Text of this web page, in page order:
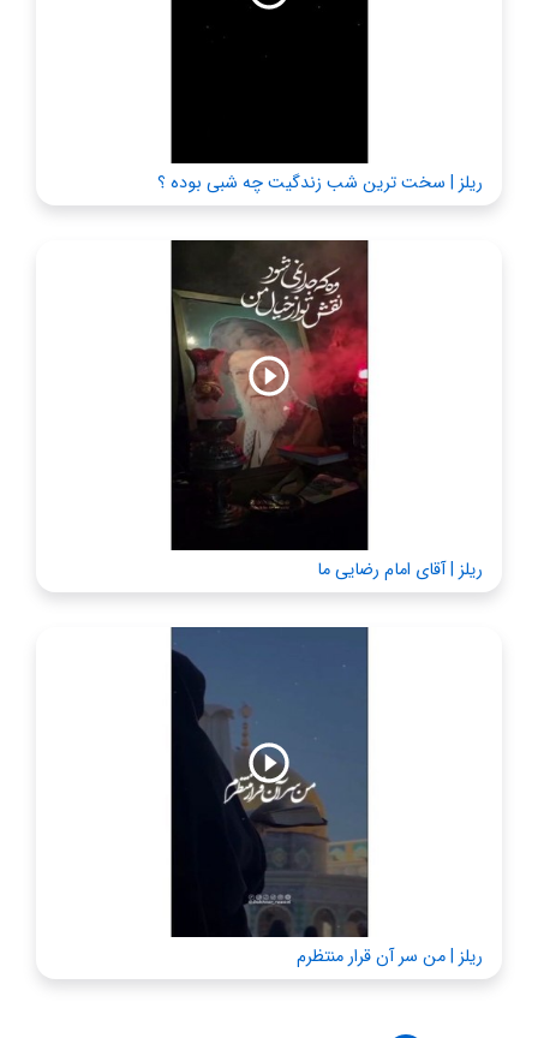
ریلز | سخت ترین شب زندگیت چه شبی بوده ؟
ریلز | آقای امام رضایی ما
ریلز | من سر آن قرار منتظرم